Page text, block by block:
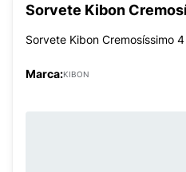
Sorvete Kibon
Sorvete Kibon Cremosíssimo
Marca:KIBON